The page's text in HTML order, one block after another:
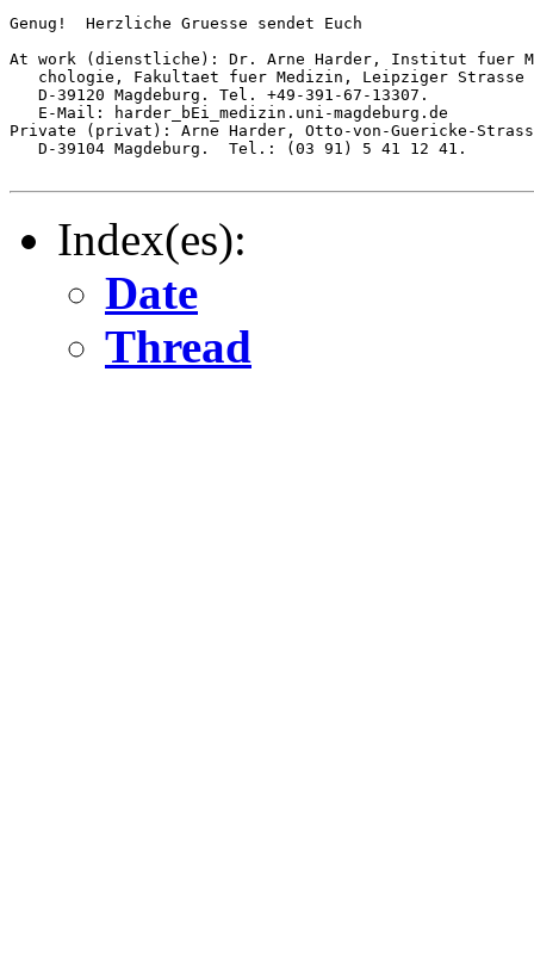
Genug!  Herzliche Gruesse sendet Euch
At work (dienstliche): Dr. Arne Harder, Institut fuer
chologie, Fakultaet fuer Medizin, Leipziger Strasse
   D-39120 Magdeburg. Tel. +49-391-67-13307.
   E-Mail: harder_bEi_medizin.uni-magdeburg.de
Private (privat): Arne Harder, Otto-von-Guericke-
   D-39104 Magdeburg.  Tel.: (03 91) 5 41 12 41.
Index(es):
Date
Thread